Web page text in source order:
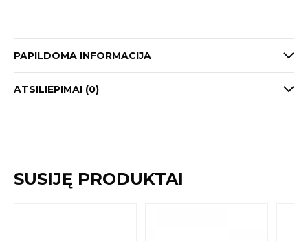
PAPILDOMA INFORMACIJA
ATSILIEPIMAI (0)
SUSIJĘ PRODUKTAI